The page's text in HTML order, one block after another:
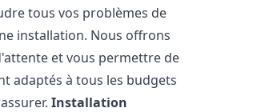
tous vos problèmes de
installation. Nous offrons
et vous permettre de
adaptés à tous les budgets
Installation